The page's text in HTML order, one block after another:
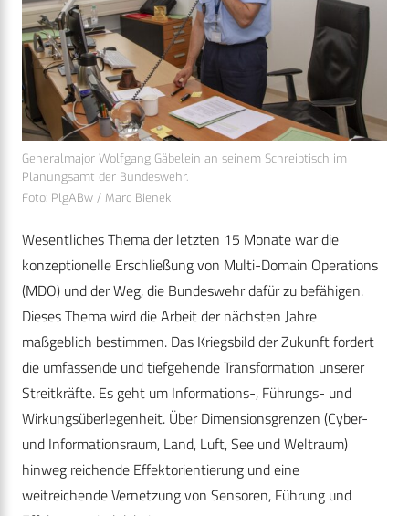
Generalmajor Wolfgang Gäbelein an seinem Schreibtisch im
Planungsamt der Bundeswehr.
Foto: PlgABw / Marc Bienek
Wesentliches Thema der letzten 15 Monate war die
konzeptionelle Erschließung von Multi-Domain Operations
(MDO) und der Weg, die Bundeswehr dafür zu befähigen.
Dieses Thema wird die Arbeit der nächsten Jahre
maßgeblich bestimmen. Das Kriegsbild der Zukunft fordert
die umfassende und tiefgehende Transformation unserer
Streitkräfte. Es geht um Informations-, Führungs- und
Wirkungsüberlegenheit. Über Dimensionsgrenzen (Cyber-
und Informationsraum, Land, Luft, See und Weltraum)
hinweg reichende Effektorientierung und eine
weitreichende Vernetzung von Sensoren, Führung und